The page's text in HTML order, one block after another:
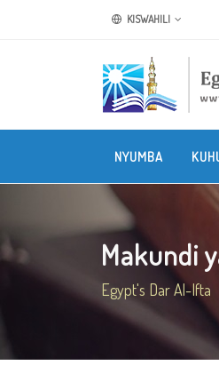
KISWAHILI
NYUMBA
Makundi
Egypt's Dar Al-Ifta